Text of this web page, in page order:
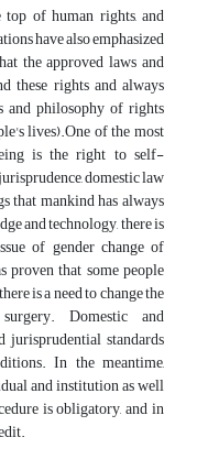
of human rights, and
have also emphasized
the approved laws and
these rights and always
and philosophy of rights
lives).One of the most
is the right to self-
domestic law
that mankind has always
and technology, there is
of gender change of
proven that some people
is a need to change the
Domestic and
standards
In the meantime,
and institution as well
is obligatory, and in